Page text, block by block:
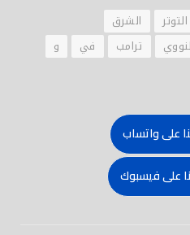
التوتر
الشرق
ترامب في
و
على واتساب
على فيسبوك